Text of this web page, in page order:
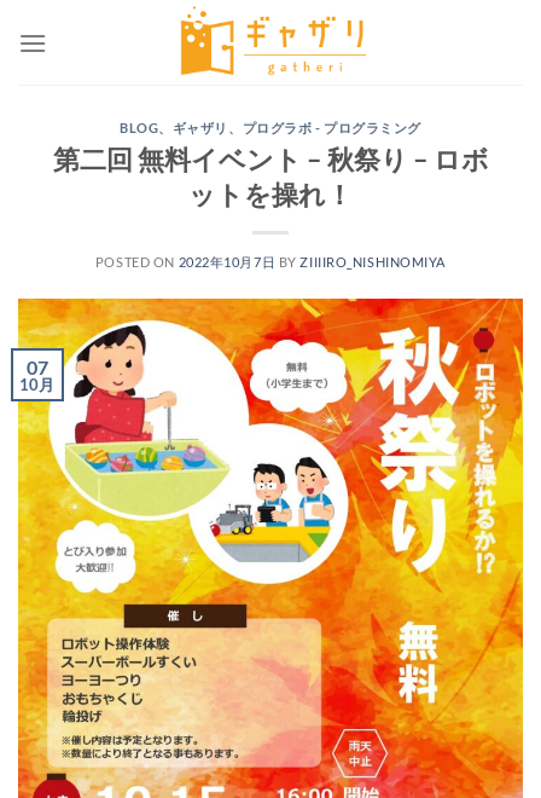
BLOG、 ギャザリ 、 プログラボ - プログラミング
第二回 無料イベント – 秋祭り – ロボ
ットを操れ！
POSTED ON 2022年10月7日 BYZIIIIRO_NISHINOMIYA
07
10月